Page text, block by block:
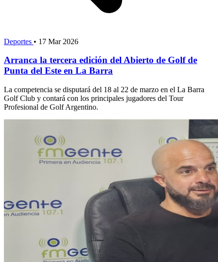
Deportes • 17 Mar 2026
Arranca la tercera edición del Abierto de Golf de
Punta del Este en La Barra
La competencia se disputará del 18 al 22 de marzo en el La Barra
Golf Club y contará con los principales jugadores del Tour
Profesional de Golf Argentino.